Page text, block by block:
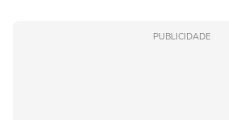
PUBLICIDADE